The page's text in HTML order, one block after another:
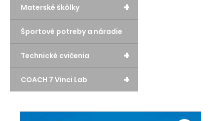
+
Materské škôlky
Športové potreby a náradie
+
Technické cvičenia
+
COACH 7 Vinci Lab